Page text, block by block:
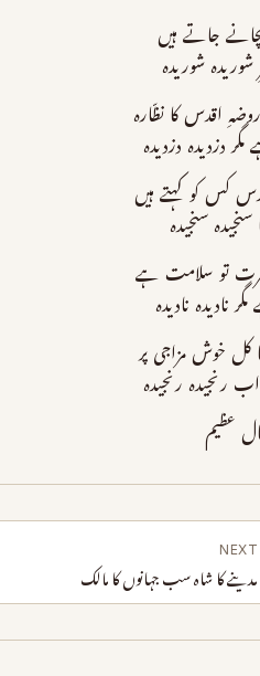
جاتے ہیں
شوریدہ شوریدہ
اقدس کا نظّارہ
دزدیدہ دزدیدہ
کس کو کہتے ہیں
سنجیدہ سنجیدہ
تو سلامت ہے
نادیدہ نادیدہ
کل خوش مزاجی پر
رنجیدہ رنجیدہ
عظیم
NEXT
مدینے کا شاہ سب جہانوں کا مالک